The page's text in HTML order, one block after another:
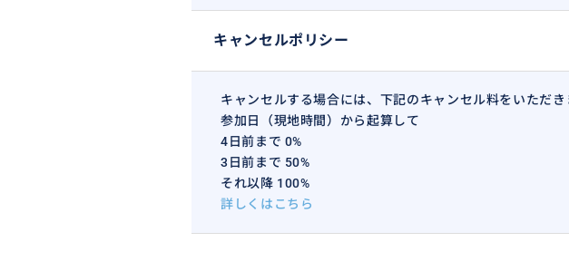
キャンセルポリシー
キャンセルする場合には、下記のキャンセル料をいただき
参加日（現地時間）から起算して
4日前まで 0%
3日前まで 50%
それ以降 100%
詳しくはこちら